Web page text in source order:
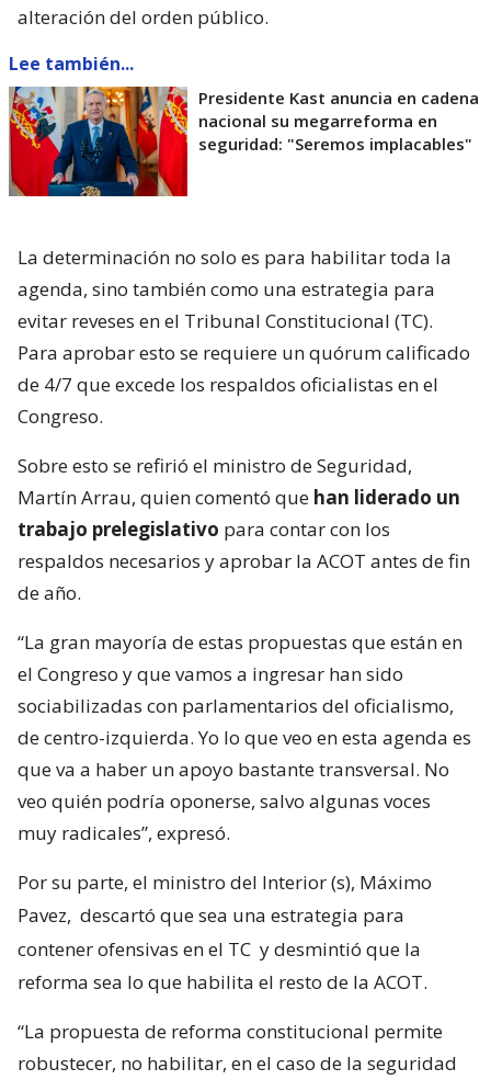
alteración del orden público.
Lee también...
Presidente Kast anuncia en cadena
nacional su megarreforma en
seguridad: "Seremos implacables"
La determinación no solo es para habilitar toda la
agenda, sino también como una estrategia para
evitar reveses en el Tribunal Constitucional (TC).
Para aprobar esto se requiere un quórum calificado
de 4/7 que excede los respaldos oficialistas en el
Congreso.
Sobre esto se refirió el ministro de Seguridad,
Martín Arrau, quien comentó que han liderado un
trabajo prelegislativo para contar con los
respaldos necesarios y aprobar la ACOT antes de fin
de año.
“La gran mayoría de estas propuestas que están en
el Congreso y que vamos a ingresar han sido
sociabilizadas con parlamentarios del oficialismo,
de centro-izquierda. Yo lo que veo en esta agenda es
que va a haber un apoyo bastante transversal. No
veo quién podría oponerse, salvo algunas voces
muy radicales”, expresó.
Por su parte, el ministro del Interior (s), Máximo
Pavez, descartó que sea una estrategia para
contener ofensivas en el TC y desmintió que la
reforma sea lo que habilita el resto de la ACOT.
“La propuesta de reforma constitucional permite
robustecer, no habilitar, en el caso de la seguridad